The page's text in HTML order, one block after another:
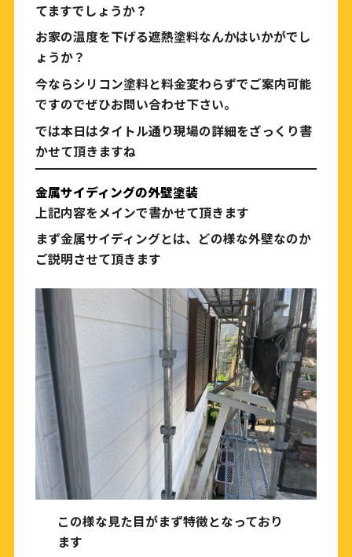
てますでしょうか？
お家の温度を下げる遮熱塗料なんかはいかがでし
ょうか？
今ならシリコン塗料と料金変わらずでご案内可能
ですのでぜひお問い合わせ下さい。
では本日はタイトル通り現場の詳細をざっくり書
かせて頂きますね
金属サイディングの外壁塗装
上記内容をメインで書かせて頂きます
まず金属サイディングとは、どの様な外壁なのか
ご説明させて頂きます
この様な見た目がまず特徴となっており
ます